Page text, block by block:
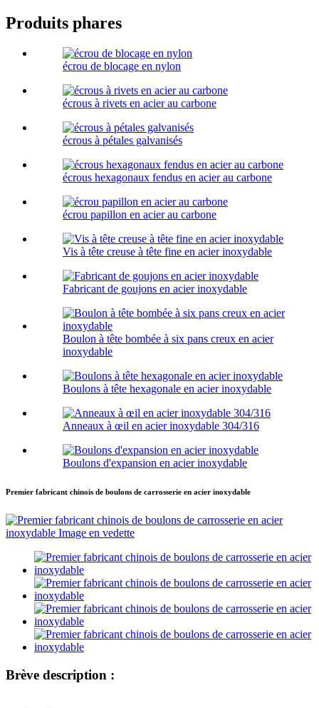
Produits phares
écrou de blocage en nylon
écrous à rivets en acier au carbone
écrous à pétales galvanisés
écrous hexagonaux fendus en acier au carbone
écrou papillon en acier au carbone
Vis à tête creuse à tête fine en acier inoxydable
Fabricant de goujons en acier inoxydable
Boulon à tête bombée à six pans creux en acier
inoxydable
Boulons à tête hexagonale en acier inoxydable
Anneaux à œil en acier inoxydable 304/316
Boulons d'expansion en acier inoxydable
Premier fabricant chinois de boulons de carrosserie en acier inoxydable
Brève description :